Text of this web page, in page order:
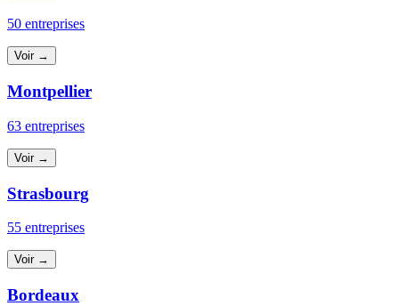
50 entreprises
Voir →
Montpellier
63 entreprises
Voir →
Strasbourg
55 entreprises
Voir →
Bordeaux